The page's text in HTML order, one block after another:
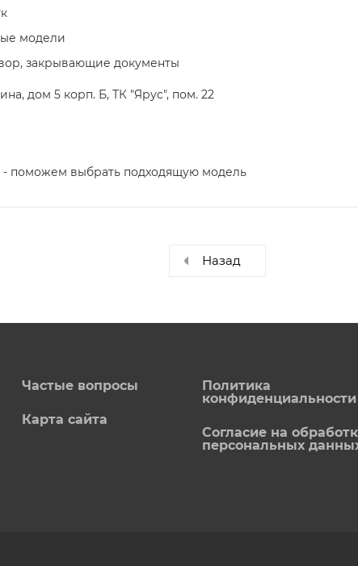
модели
закрывающие документы
дом 5 корп. Б, ТК "Ярус", пом. 22
- поможем выбрать подходящую модель
Назад
Частые вопросы
Карта сайта
Политика
конфиденциальности
Согласие на
персональных